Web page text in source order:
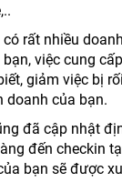
rất nhiều
việc cung
giảm việc bị
doanh của bạn.
đã cập nhật
đến checkin
bạn sẽ được